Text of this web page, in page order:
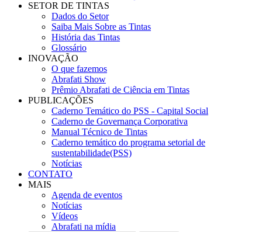
SETOR DE TINTAS
Dados do Setor
Saiba Mais Sobre as Tintas
História das Tintas
Glossário
INOVAÇÃO
O que fazemos
Abrafati Show
Prêmio Abrafati de Ciência em Tintas
PUBLICAÇÕES
Caderno Temático do PSS - Capital Social
Caderno de Governança Corporativa
Manual Técnico de Tintas
Caderno temático do programa setorial de
sustentabilidade(PSS)
Notícias
CONTATO
MAIS
Agenda de eventos
Notícias
Vídeos
Abrafati na mídia